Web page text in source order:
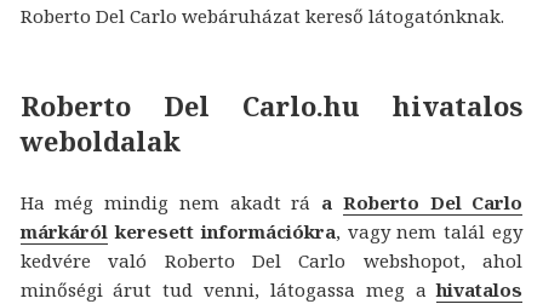
Roberto Del Carlo webáruházat kereső látogatónknak.
Roberto Del Carlo.hu hivatalos
weboldalak
Ha még mindig nem akadt rá a Roberto Del Carlo
márkáról keresett információkra, vagy nem talál egy
kedvére való Roberto Del Carlo webshopot, ahol
minőségi árut tud venni, látogassa meg ahivatalos